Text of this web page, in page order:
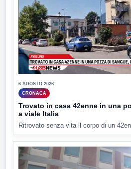
6 AGOSTO 2026
CRONACA
Trovato in casa 42enne in una
a viale Italia
Ritrovato senza vita il corpo di un